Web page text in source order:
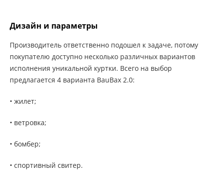
Дизайн и параметры
Производитель ответственно подошел к задаче, потому
покупателю доступно несколько различных вариантов
исполнения уникальной куртки. Всего на выбор
предлагается 4 варианта BauBax 2.0:
• жилет;
• ветровка;
• бомбер;
• спортивный свитер.